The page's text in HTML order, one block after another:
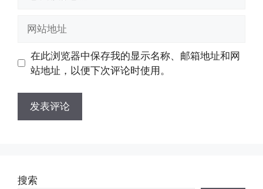
址
址
在此浏览器中保存我的显示名称、邮箱地址和网
站地址，以便下次评论时使用。
搜索